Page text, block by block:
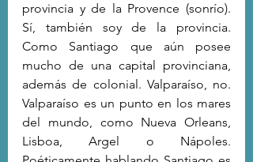
provincia y de la Provence (sonrío).
Sí, también soy de la provincia.
Como Santiago que aún posee
mucho de una capital provinciana,
además de colonial. Valparaíso, no.
Valparaíso es un punto en los mares
del mundo, como Nueva Orleans,
Lisboa, Argel o Nápoles.